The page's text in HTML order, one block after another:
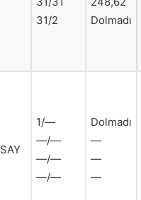
31/2
Dolmadı
SAY
1/—
—/—
—/—
—/—
Dolmadı
—
—
—